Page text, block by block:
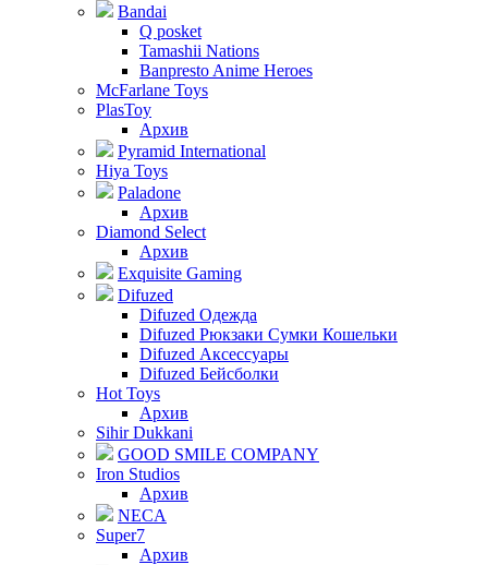
Bandai
Q posket
Tamashii Nations
Banpresto Anime Heroes
McFarlane Toys
PlasToy
Архив
Pyramid International
Hiya Toys
Paladone
Архив
Diamond Select
Архив
Exquisite Gaming
Difuzed
Difuzed Одежда
Difuzed Рюкзаки Сумки Кошельки
Difuzed Аксессуары
Difuzed Бейсболки
Hot Toys
Архив
Sihir Dukkani
GOOD SMILE COMPANY
Iron Studios
Архив
NECA
Super7
Архив